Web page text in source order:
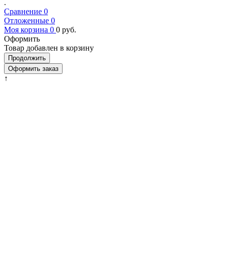
.
Сравнение 0
Отложенные 0
Моя корзина 0 0 руб.
Оформить
Товар добавлен в корзину
Продолжить
Оформить заказ
↑